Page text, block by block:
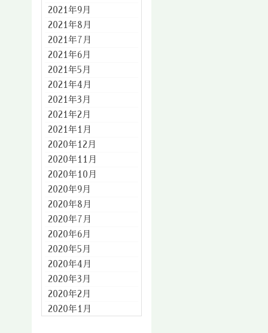
2021年9月
2021年8月
2021年7月
2021年6月
2021年5月
2021年4月
2021年3月
2021年2月
2021年1月
2020年12月
2020年11月
2020年10月
2020年9月
2020年8月
2020年7月
2020年6月
2020年5月
2020年4月
2020年3月
2020年2月
2020年1月